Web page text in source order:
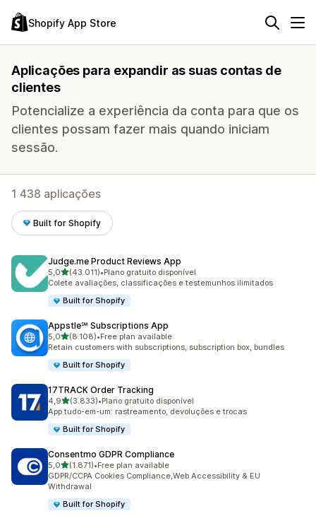
Shopify App Store
Aplicações para expandir as suas contas de
clientes
Potencialize a experiência da conta para que os
clientes possam fazer mais quando iniciam
sessão.
1 438 aplicações
Built for Shopify
Judge.me Product Reviews App
5,0de 5 estrelas
(43.011)
43011 total de avaliações
•Plano gratuito disponível
Colete avaliações, classificações e testemunhos ilimitados
Built for Shopify
Appstle℠ Subscriptions App
5,0de 5 estrelas
(8.108)
8108 total de avaliações
•Free plan available
Retain customers with subscriptions, subscription box, bundles
Built for Shopify
17TRACK Order Tracking
4,9de 5 estrelas
(3.833)
3833 total de avaliações
•Plano gratuito disponível
App tudo-em-um: rastreamento, devoluções e trocas
Built for Shopify
Consentmo GDPR Compliance
5,0de 5 estrelas
(1.871)
1871 total de avaliações
•Free plan available
GDPR/CCPA Cookies Compliance,Web Accessibility & EU
Withdrawal
Built for Shopify